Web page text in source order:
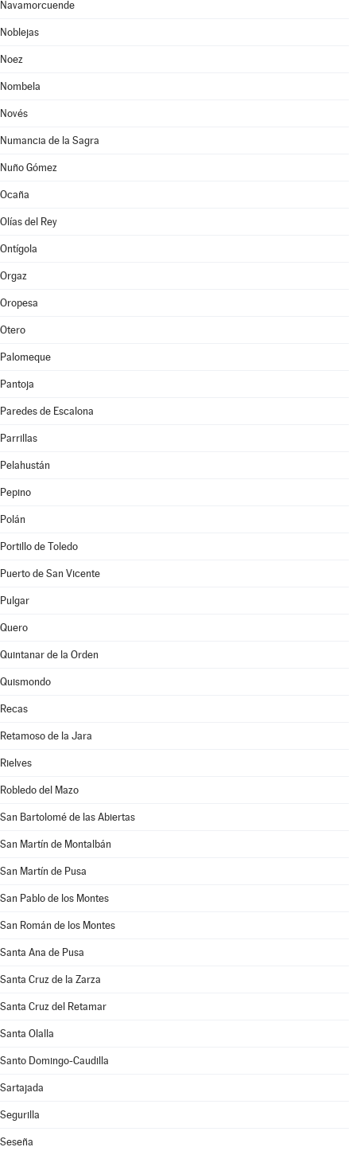
Navamorcuende
Noblejas
Noez
Nombela
Novés
Numancia de la Sagra
Nuño Gómez
Ocaña
Olías del Rey
Ontígola
Orgaz
Oropesa
Otero
Palomeque
Pantoja
Paredes de Escalona
Parrillas
Pelahustán
Pepino
Polán
Portillo de Toledo
Puerto de San Vicente
Pulgar
Quero
Quintanar de la Orden
Quismondo
Recas
Retamoso de la Jara
Rielves
Robledo del Mazo
San Bartolomé de las Abiertas
San Martín de Montalbán
San Martín de Pusa
San Pablo de los Montes
San Román de los Montes
Santa Ana de Pusa
Santa Cruz de la Zarza
Santa Cruz del Retamar
Santa Olalla
Santo Domingo-Caudilla
Sartajada
Segurilla
Seseña